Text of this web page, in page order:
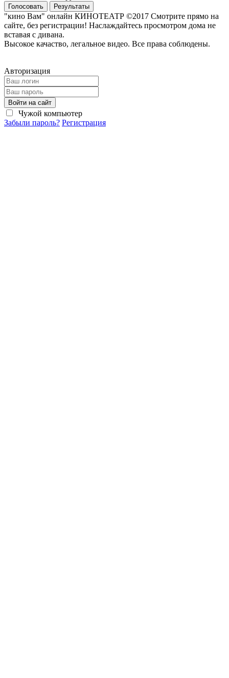
Голосовать Результаты
"кино Вам" онлайн КИНОТЕАТР ©2017 Смотрите прямо на
сайте, без регистрации! Наслаждайтесь просмотром дома не
вставая с дивана.
Высокое качаство, легальное видео. Все права соблюдены.
Авторизация
Войти на сайт
Чужой компьютер
Забыли пароль? Регистрация